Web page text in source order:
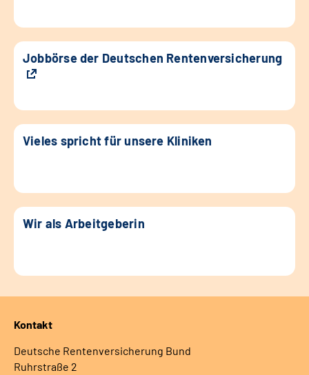
Jobbörse der Deutschen Rentenversicherung
Vieles spricht für unsere Kliniken
Wir als Arbeitgeberin
Kontakt
Deutsche Rentenversicherung Bund
Ruhrstraße 2